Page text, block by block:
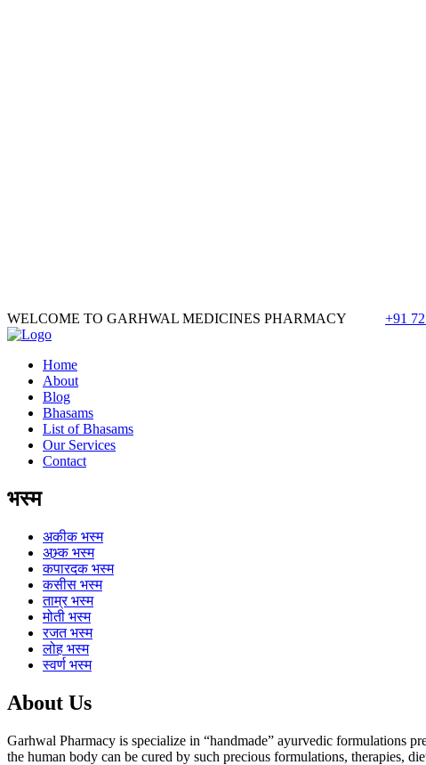
WELCOME TO GARHWAL MEDICINES PHARMACY +91
Home
About
Blog
Bhasams
List of Bhasams
Our Services
Contact
भस्म
अकीकभस्म
अभ्र्क भस्म
कपारदक भस्म
कसीस भस्म
ताम्र भस्म
मोती भस्म
रजत भस्म
लोह भस्म
स्वर्ण भस्म
About Us
Garhwal Pharmacy is specialize in “handmade” ayurvedic formulations
the human body can be cured by such precious formulations, therapies,